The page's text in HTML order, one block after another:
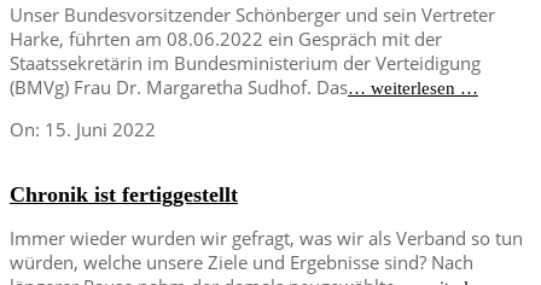
Unser Bundesvorsitzender Schönberger und sein Vertreter
Harke, führten am 08.06.2022 ein Gespräch mit der
Staatssekretärin im Bundesministerium der Verteidigung
(BMVg) Frau Dr. Margaretha Sudhof. Das… weiterlesen …
2022-
On: 15. Juni 2022
Chronik ist fertiggestellt
Immer wieder wurden wir gefragt, was wir als Verband so tun
würden, welche unsere Ziele und Ergebnisse sind? Nach